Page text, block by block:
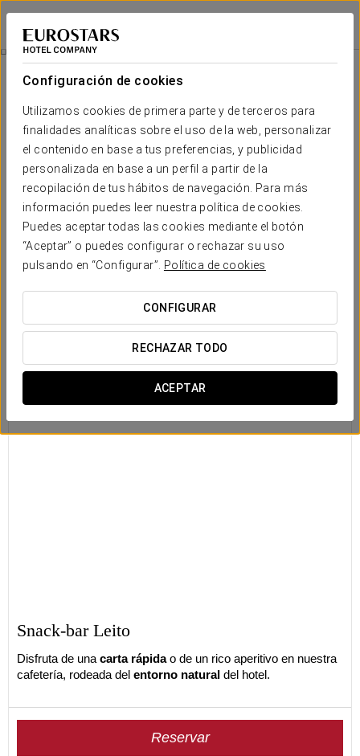
Configuración de cookies
Utilizamos cookies de primera parte y de terceros para
finalidades analíticas sobre el uso de la web, personalizar
el contenido en base a tus preferencias, y publicidad
personalizada en base a un perfil a partir de la
recopilación de tus hábitos de navegación. Para más
información puedes leer nuestra política de cookies.
Puedes aceptar todas las cookies mediante el botón
“Aceptar” o puedes configurar o rechazar su uso
pulsando en “Configurar”.
Política de cookies
CONFIGURAR
RECHAZAR TODO
ACEPTAR
Exe Vía Argentum
PONTEVEDRA - SILLEDA
Restauración
Snack-bar Leito
Disfruta de una carta rápidao de un rico aperitivo en nuestra
cafetería, rodeada del entorno natural del hotel.
Reservar